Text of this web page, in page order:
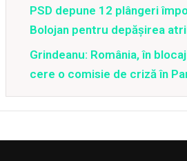
PSD depune 12 plângeri
Bolojan pentru depășirea
Grindeanu: România, în
cere o comisie de criză în